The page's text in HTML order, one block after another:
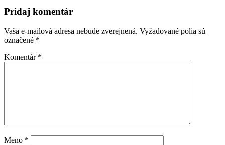
Pridaj komentár
Vaša e-mailová adresa nebude zverejnená. Vyžadované polia sú
označené *
Komentár *
Meno *